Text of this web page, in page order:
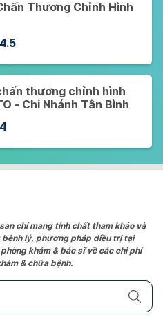
Thương Chỉnh Hình
4.5
thương chỉnh hình
- Chi Nhánh Tân Bình
4
chỉ mang tính chất tham khảo và
lý, phương pháp điều trị tại
khám & bác sĩ về các chi phí
& chữa bệnh.